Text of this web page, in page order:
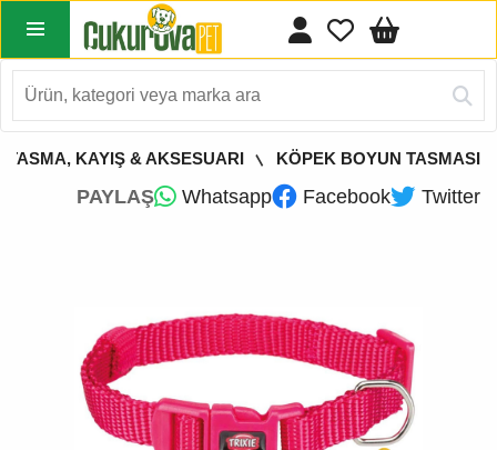
TASMA, KAYIŞ & AKSESUARI KÖPEK BOYUN TASMASI
PAYLAŞ Whatsapp Facebook Twitter